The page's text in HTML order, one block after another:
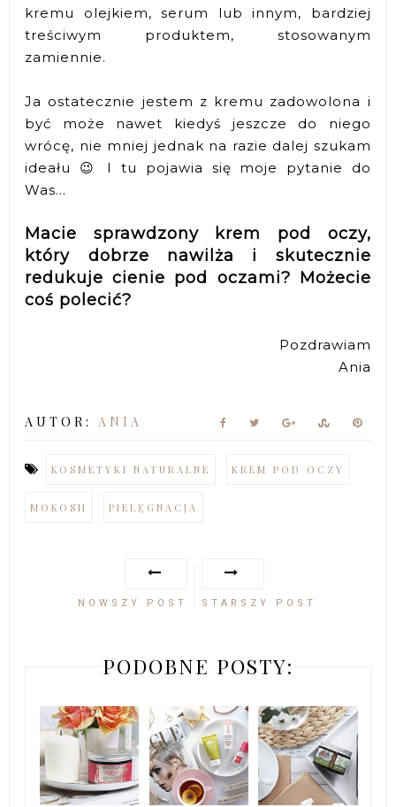
kremu olejkiem, serum lub innym, bardziej
treściwym produktem, stosowanym
zamiennie.
Ja ostatecznie jestem z kremu zadowolona i
być może nawet kiedyś jeszcze do niego
wrócę, nie mniej jednak na razie dalej szukam
ideału 😉 I tu pojawia się moje pytanie do
Was...
Macie sprawdzony krem pod oczy,
który dobrze nawilża i skutecznie
redukuje cienie pod oczami? Możecie
coś polecić?
Pozdrawiam
Ania
AUTOR:ANIA
KOSMETYKI NATURALNE KREM POD OCZY
MOKOSH PIELĘGNACJA
NOWSZY POST STARSZY POST
PODOBNE POSTY: